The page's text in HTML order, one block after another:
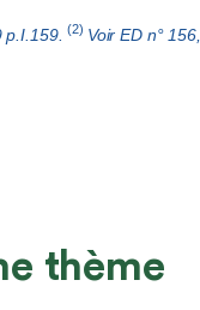
p.I.159. (2) Voir ED n°
thème